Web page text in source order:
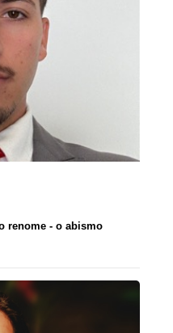
renome - o abismo